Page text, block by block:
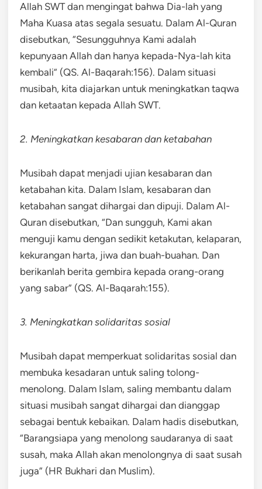
Allah SWT dan mengingat bahwa Dia-lah yang
Maha Kuasa atas segala sesuatu. Dalam Al-Quran
disebutkan, “Sesungguhnya Kami adalah
kepunyaan Allah dan hanya kepada-Nya-lah kita
kembali” (QS. Al-Baqarah:156). Dalam situasi
musibah, kita diajarkan untuk meningkatkan taqwa
dan ketaatan kepada Allah SWT.
2. Meningkatkan kesabaran dan ketabahan
Musibah dapat menjadi ujian kesabaran dan
ketabahan kita. Dalam Islam, kesabaran dan
ketabahan sangat dihargai dan dipuji. Dalam Al-
Quran disebutkan, “Dan sungguh, Kami akan
menguji kamu dengan sedikit ketakutan, kelaparan,
kekurangan harta, jiwa dan buah-buahan. Dan
berikanlah berita gembira kepada orang-orang
yang sabar” (QS. Al-Baqarah:155).
3. Meningkatkan solidaritas sosial
Musibah dapat memperkuat solidaritas sosial dan
membuka kesadaran untuk saling tolong-
menolong. Dalam Islam, saling membantu dalam
situasi musibah sangat dihargai dan dianggap
sebagai bentuk kebaikan. Dalam hadis disebutkan,
“Barangsiapa yang menolong saudaranya di saat
susah, maka Allah akan menolongnya di saat susah
juga” (HR Bukhari dan Muslim).